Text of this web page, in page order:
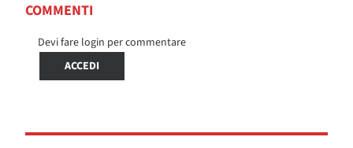
COMMENTI
Devi fare login per commentare
ACCEDI